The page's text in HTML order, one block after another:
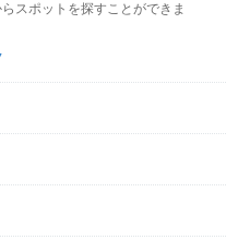
スポットを探すことができま